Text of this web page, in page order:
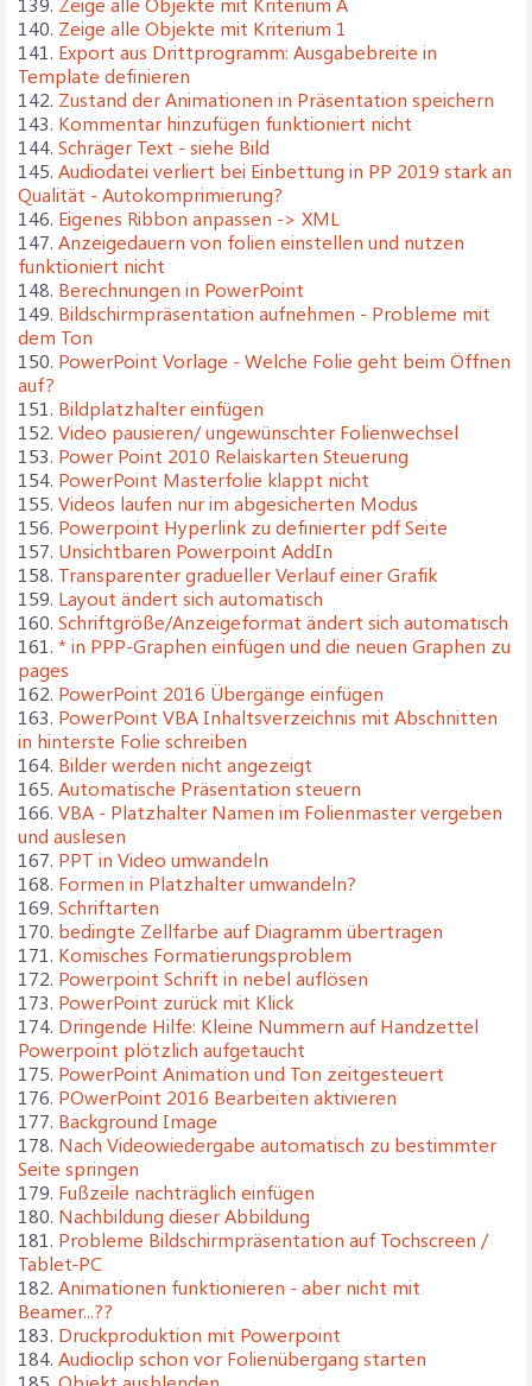
140. Zeige alle Objekte mit Kriterium 1
141. Export aus Drittprogramm: Ausgabebreite in
Template definieren
142. Zustand der Animationen in Präsentation speichern
143. Kommentar hinzufügen funktioniert nicht
144. Schräger Text - siehe Bild
145. Audiodatei verliert bei Einbettung in PP 2019 stark an
Qualität - Autokomprimierung?
146. Eigenes Ribbon anpassen -> XML
147. Anzeigedauern von folien einstellen und nutzen
funktioniert nicht
148. Berechnungen in PowerPoint
149. Bildschirmpräsentation aufnehmen - Probleme mit
dem Ton
150. PowerPoint Vorlage - Welche Folie geht beim Öffnen
auf?
151. Bildplatzhalter einfügen
152. Video pausieren/ ungewünschter Folienwechsel
153. Power Point 2010 Relaiskarten Steuerung
154. PowerPoint Masterfolie klappt nicht
155. Videos laufen nur im abgesicherten Modus
156. Powerpoint Hyperlink zu definierter pdf Seite
157. Unsichtbaren Powerpoint AddIn
158. Transparenter gradueller Verlauf einer Grafik
159. Layout ändert sich automatisch
160. Schriftgröße/Anzeigeformat ändert sich automatisch
161. * in PPP-Graphen einfügen und die neuen Graphen zu
pages
162. PowerPoint 2016 Übergänge einfügen
163. PowerPoint VBA Inhaltsverzeichnis mit Abschnitten
in hinterste Folie schreiben
164. Bilder werden nicht angezeigt
165. Automatische Präsentation steuern
166. VBA - Platzhalter Namen im Folienmaster vergeben
und auslesen
167. PPT in Video umwandeln
168. Formen in Platzhalter umwandeln?
169. Schriftarten
170. bedingte Zellfarbe auf Diagramm übertragen
171. Komisches Formatierungsproblem
172. Powerpoint Schrift in nebel auflösen
173. PowerPoint zurück mit Klick
174. Dringende Hilfe: Kleine Nummern auf Handzettel
Powerpoint plötzlich aufgetaucht
175. PowerPoint Animation und Ton zeitgesteuert
176. POwerPoint 2016 Bearbeiten aktivieren
177. Background Image
178. Nach Videowiedergabe automatisch zu bestimmter
Seite springen
179. Fußzeile nachträglich einfügen
180. Nachbildung dieser Abbildung
181. Probleme Bildschirmpräsentation auf Tochscreen /
Tablet-PC
182. Animationen funktionieren - aber nicht mit
Beamer...??
183. Druckproduktion mit Powerpoint
184. Audioclip schon vor Folienübergang starten